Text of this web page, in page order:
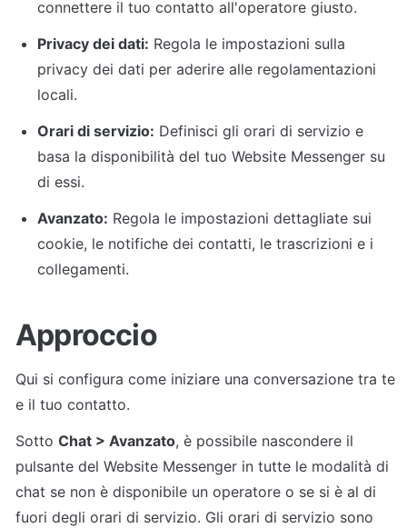
connettere il tuo contatto all'operatore giusto.
Privacy dei dati: Regola le impostazioni sulla
privacy dei dati per aderire alle regolamentazioni
locali.
Orari di servizio: Definisci gli orari di servizio e
basa la disponibilità del tuo Website Messenger su
di essi.
Avanzato: Regola le impostazioni dettagliate sui
cookie, le notifiche dei contatti, le trascrizioni e i
collegamenti.
Approccio
Qui si configura come iniziare una conversazione tra te
e il tuo contatto.
Sotto Chat > Avanzato, è possibile nascondere il
pulsante del Website Messenger in tutte le modalità di
chat se non è disponibile un operatore o se si è al di
fuori degli orari di servizio. Gli orari di servizio sono